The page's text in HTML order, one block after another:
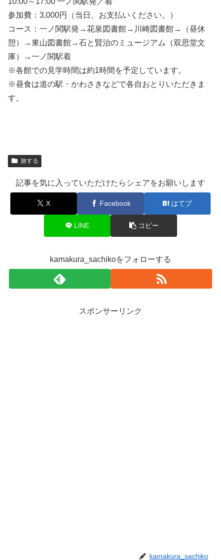
参加費：3,000円（当日、お支払いください。）
コース：一ノ関駅発→花泉図書館→川崎図書館→（昼休
憩）→東山図書館→石と賢治のミュージアム（双思堂文
庫）→一ノ関駅着
※各館での見学時間は約1時間を予定しています。
※昼食は道の駅・かわさきなどで各自おとりいただきま
す。
旅する
記事を気に入っていただけたらシェアをお願いします
X Facebook はてブ
LINE コピー
kamakura_sachikoをフォローする
スポンサーリンク
kamakura_sachiko